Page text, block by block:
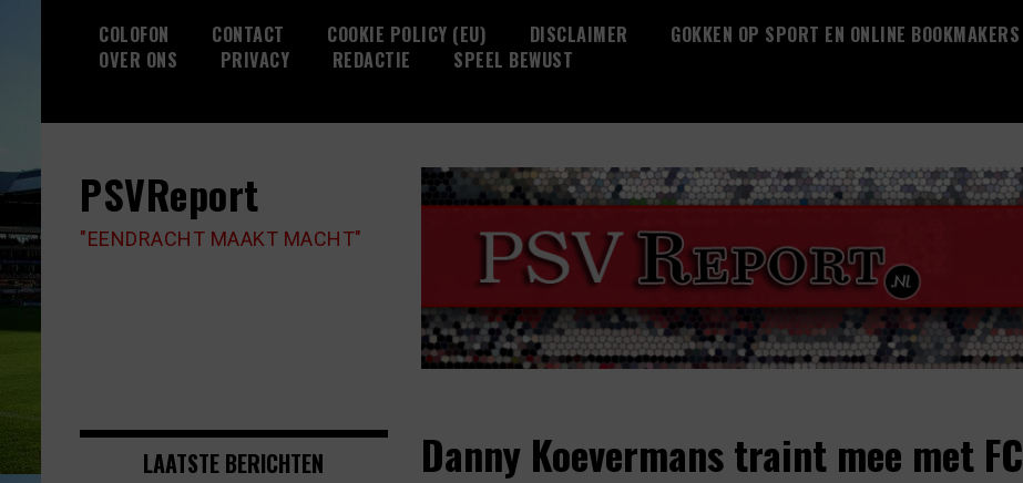
COLOFON CONTACT COOKIE POLICY (EU) DISCLAIMER GOKKEN OP SPORT EN ONLINE BOOKMAKERS
OVER ONS
PRIVACY REDACTIE SPEEL BEWUST
PSVReport
"EENDRACHT MAAKT MACHT"
Danny Koevermans traint mee met FC
LAATSTE BERICHTEN